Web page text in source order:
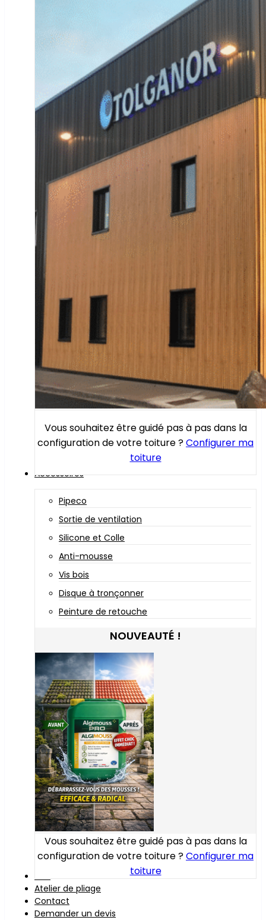
Vous souhaitez être guidé pas à pas dans la
configuration de votre toiture ?Configurer ma
toiture
Accessoires
Pipeco
Sortie de ventilation
Silicone et Colle
Anti-mousse
Vis bois
Disque à tronçonner
Peinture de retouche
NOUVEAUTÉ !
Vous souhaitez être guidé pas à pas dans la
configuration de votre toiture ?Configurer ma
toiture
Atelier de pliage
Contact
Demander un devis